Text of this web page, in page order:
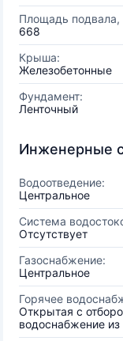
Площадь подвала,
668
Крыша:
Железобетонные
Фундамент:
Ленточный
Инженерные
Водоотведение:
Центральное
Система
Отсутствует
Газоснабжение:
Центральное
Горячее
Открытая с
водоснабжение из